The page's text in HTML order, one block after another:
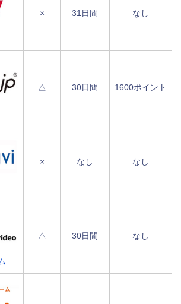
× 31日間 なし
△ 30日間 1600ポイント
× なし なし
△ 30日間 なし